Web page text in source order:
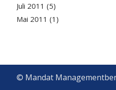
Juli 2011 (5)
Mai 2011 (1)
© Mandat